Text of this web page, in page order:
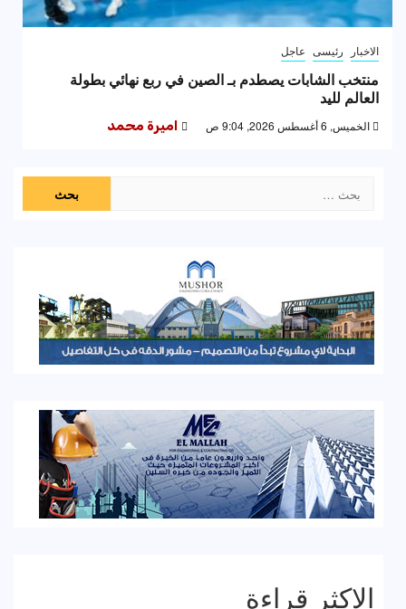
الاخبار رئيسى عاجل
منتخب الشابات يصطدم بـ الصين في ربع نهائي بطولة
العالم لليد
الخميس, 6 أغسطس 2026, 9:04 ص اميرة محمد
عن:
الاكثر قراءة